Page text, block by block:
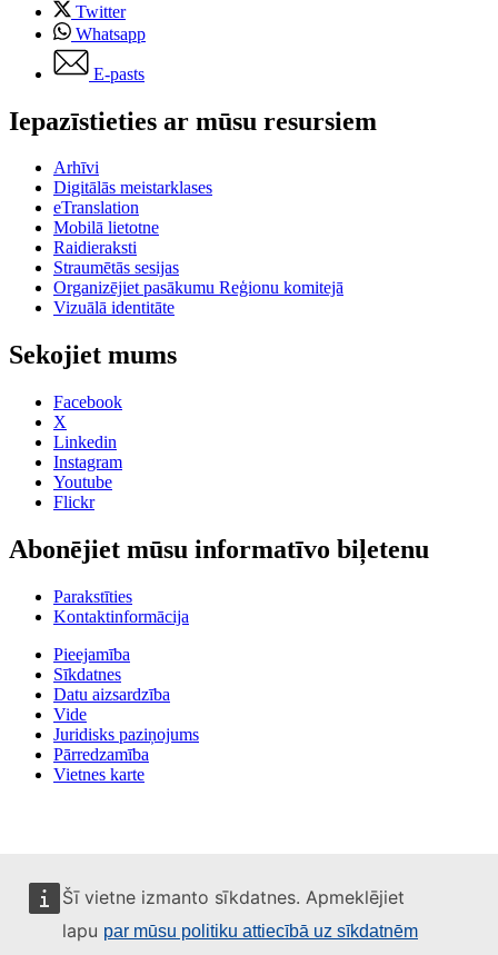
Šī vietne izmanto sīkdatnes. Apmeklējiet
lapu par mūsu politiku attiecībā uz sīkdatnēm
Twitter
Whatsapp
E-pasts
Iepazīstieties ar mūsu resursiem
Arhīvi
Digitālās meistarklases
eTranslation
Mobilā lietotne
Raidieraksti
Straumētās sesijas
Organizējiet pasākumu Reģionu komitejā
Vizuālā identitāte
Sekojiet mums
Facebook
X
Linkedin
Instagram
Youtube
Flickr
Abonējiet mūsu informatīvo biļetenu
Parakstīties
Kontaktinformācija
Pieejamība
Sīkdatnes
Datu aizsardzība
Vide
Juridisks paziņojums
Pārredzamība
Vietnes karte